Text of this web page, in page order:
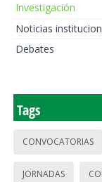
Investigación
Noticias
Debates
Tags
CONVOCATORIAS
JORNADAS